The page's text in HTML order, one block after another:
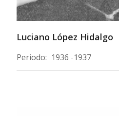
Luciano López Hidalgo
Periodo: 1936 -1937